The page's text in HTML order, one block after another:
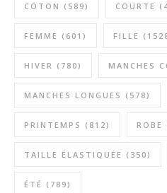
COTON (589) COURTE
FEMME (601) FILLE
HIVER (780) MANCHES
MANCHES LONGUES (578)
PRINTEMPS (812) ROBE
TAILLE ÉLASTIQUÉE (350)
ÉTÉ (789)